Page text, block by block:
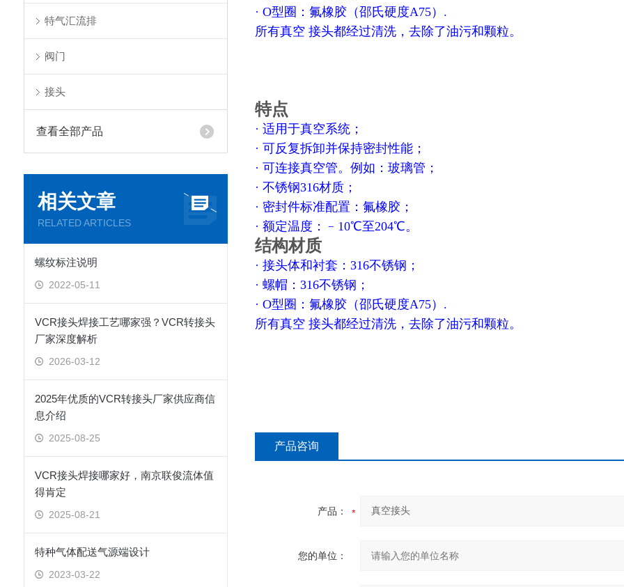
特气汇流排
阀门
接头
查看全部产品
相关文章
RELATED ARTICLES
螺纹标注说明
2022-05-11
VCR接头焊接工艺哪家强？VCR转接头
厂家深度解析
2026-03-12
2025年优质的VCR转接头厂家供应商信
息介绍
2025-08-25
VCR接头焊接哪家好，南京联俊流体值
得肯定
2025-08-21
特种气体配送气源端设计
2023-03-22
· O型圈：氟橡胶（邵氏硬度A75）.
所有真空 接头都经过清洗，去除了油污和颗粒。
特点
· 适用于真空系统；
· 可反复拆卸并保持密封性能；
· 可连接真空管。例如：玻璃管；
· 不锈钢316材质；
· 密封件标准配置：氟橡胶；
· 额定温度：﹣10℃至204℃。
结构材质
· 接头体和衬套：316不锈钢；
· 螺帽：316不锈钢；
· O型圈：氟橡胶（邵氏硬度A75）.
所有真空 接头都经过清洗，去除了油污和颗粒。
产品咨询
产品：
您的单位：